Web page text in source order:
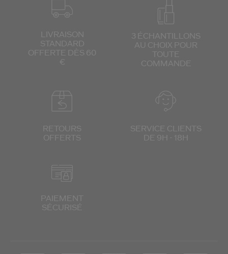
LIVRAISON
STANDARD
OFFERTE DÈS 60
€
3 ÉCHANTILLONS
AU CHOIX POUR
TOUTE
COMMANDE
RETOURS
OFFERTS
SERVICE CLIENTS
DE 9H - 18H
PAIEMENT
SÉCURISÉ